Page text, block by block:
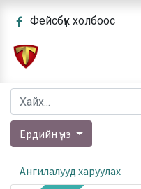
Фейсбүүк холбоос
Ердийн үнэ
Ангилалууд харуулах